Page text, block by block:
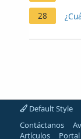
28
Default Style
Contáctanos
Artículos
Portal